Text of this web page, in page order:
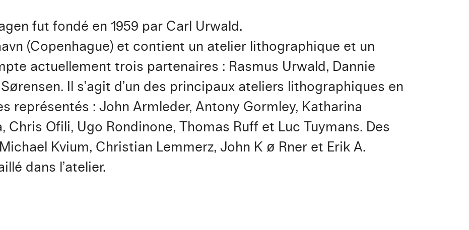
fut fondé en 1959 par Carl Urwald.
(Copenhague) et contient un atelier lithographique et un
actuellement trois partenaires : Rasmus Urwald, Dannie
Il s’agit d’un des principaux ateliers lithographiques en
représentés : John Armleder, Antony Gormley, Katharina
Chris Ofili, Ugo Rondinone, Thomas Ruff et Luc Tuymans. Des
Kvium, Christian Lemmerz, John K ø Rner et Erik A.
dans l’atelier.